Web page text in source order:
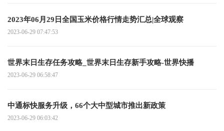
2023年06月29日全国玉米价格行情走势汇总|全球观察
2023-06-29 07:47:53
世界末日生存任务攻略_世界末日生存新手攻略-世界快播
2023-06-29 06:58:47
中通标快服务升级，66个大中型城市推出新政策
2023-06-29 06:03:42